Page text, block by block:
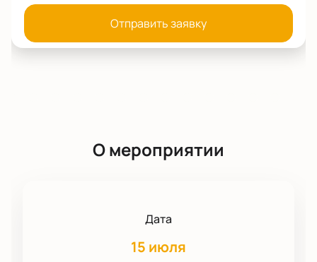
Отправить заявку
О мероприятии
Дата
15 июля